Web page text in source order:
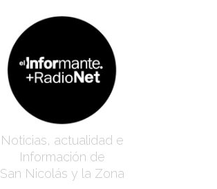
Noticias, actualidad e
Información de
San Nicolás y la Zona